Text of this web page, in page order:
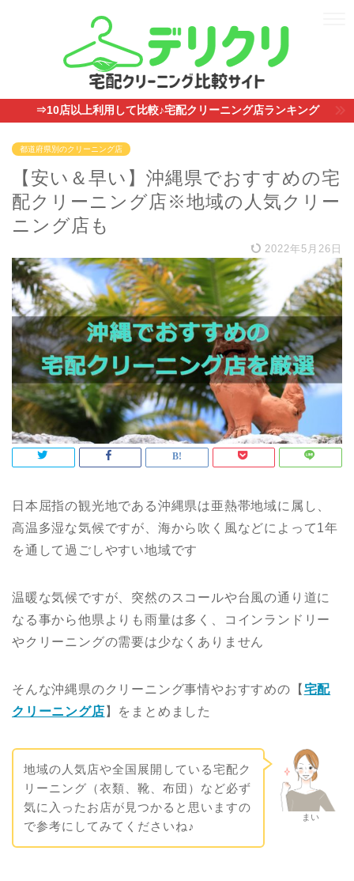
⇒10店以上利用して比較♪宅配クリーニング店ランキング
都道府県別のクリーニング店
【安い＆早い】沖縄県でおすすめの宅
配クリーニング店※地域の人気クリー
ニング店も
2022年5月26日
日本屈指の観光地である沖縄県は亜熱帯地域に属し、
高温多湿な気候ですが、海から吹く風などによって1年
を通して過ごしやすい地域です
温暖な気候ですが、突然のスコールや台風の通り道に
なる事から他県よりも雨量は多く、コインランドリー
やクリーニングの需要は少なくありません
そんな沖縄県のクリーニング事情やおすすめの【 宅配
クリーニング店 】をまとめました
まい
地域の人気店や全国展開している宅配ク
リーニング（衣類、靴、布団）など必ず
気に入ったお店が見つかると思いますの
で参考にしてみてくださいね♪